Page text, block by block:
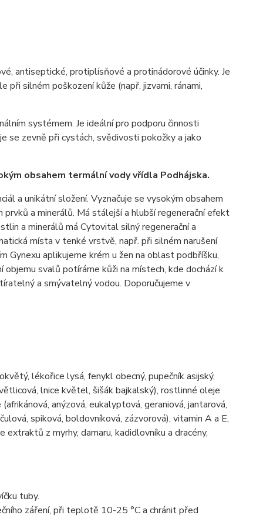
antiseptické, protiplísňové a protinádorové účinky. Je
při silném poškození kůže (např. jizvami, ránami,
systémem. Je ideální pro podporu činnosti
se zevně při cystách, svědivosti pokožky a jako
obsahem termální vody vřídla Podhájska.
a unikátní složení. Vyznačuje se vysokým obsahem
prvků a minerálů. Má stálejší a hlubší regenerační efekt
a minerálů má Cytovital silný regenerační a
místa v tenké vrstvě, např. při silném narušení
Gynexu aplikujeme krém u žen na oblast podbříšku,
svalů potíráme kůži na místech, kde dochází k
a smývatelný vodou. Doporučujeme v
lékořice lysá, fenykl obecný, pupečník asijský,
lnice květel, šišák bajkalský), rostlinné oleje
anýzová, eukalyptová, geraniová, jantarová,
spiková, boldovníková, zázvorová), vitamin A a E,
z myrhy, damaru, kadidlovníku a dracény,
tuby.
záření, při teplotě 10-25 °C a chránit před